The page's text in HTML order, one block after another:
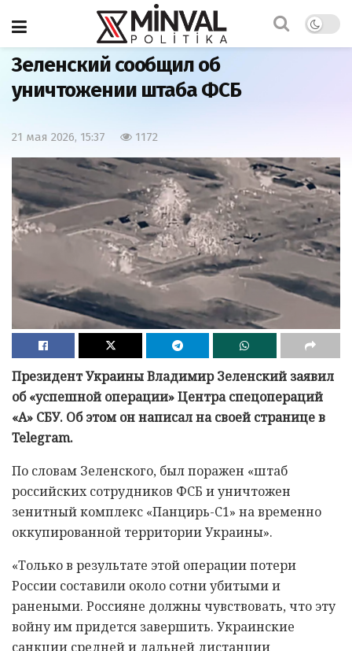
Главная
Зеленский сообщил об
уничтожении штаба ФСБ
21 мая 2026, 15:37 1172
Президент Украины Владимир Зеленский заявил
об «успешной операции» Центра спецопераций
«А» СБУ. Об этом он написал на своей странице в
Telegram.
По словам Зеленского, был поражен «штаб
российских сотрудников ФСБ и уничтожен
зенитный комплекс «Панцирь-С1» на временно
оккупированной территории Украины».
«Только в результате этой операции потери
России составили около сотни убитыми и
ранеными. Россияне должны чувствовать, что эту
войну им придется завершить. Украинские
санкции средней и дальней дистанции